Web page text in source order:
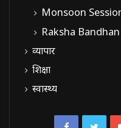
Monsoon
Raksha
व्यापार
शिक्षा
स्वास्थ्य